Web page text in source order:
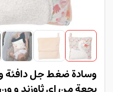
وسادة ضغط جل دافئة